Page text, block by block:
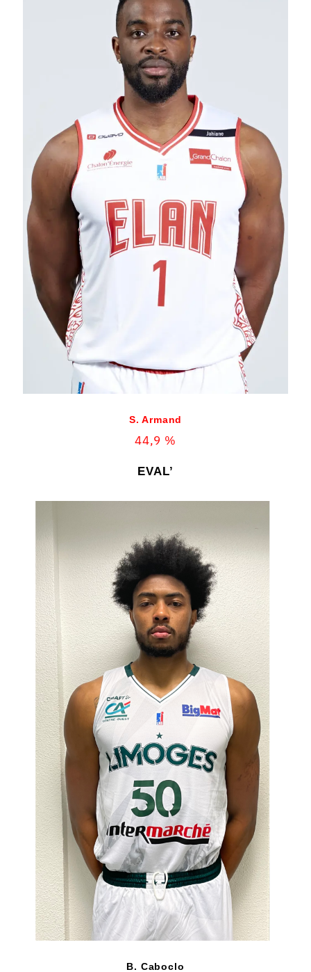
S. Armand
44,9 %
EVAL’
B. Caboclo